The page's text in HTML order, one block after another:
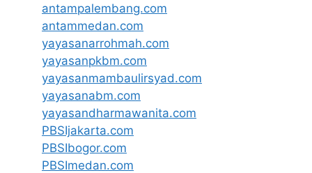
antampalembang.com
antammedan.com
yayasanarrohmah.com
yayasanpkbm.com
yayasanmambaulirsyad.com
yayasanabm.com
yayasandharmawanita.com
PBSIjakarta.com
PBSIbogor.com
PBSImedan.com